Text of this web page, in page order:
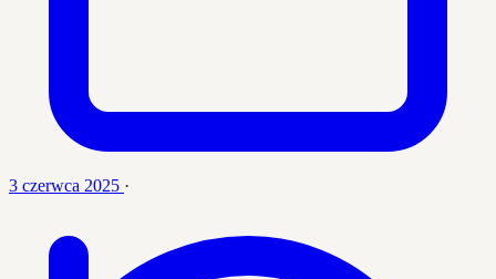
3 czerwca 2025 ·